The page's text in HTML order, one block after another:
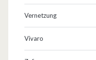
Vernetzung
Vivaro